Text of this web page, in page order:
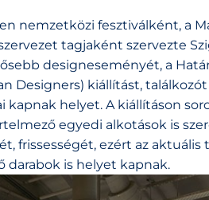
nemzetközi fesztiválként, a
tagjaként szervezte
designeseményét, a
Designers) kiállítást,
helyet. A kiállításon
egyedi alkotások is
frissességét, ezért az
is helyet kapnak.